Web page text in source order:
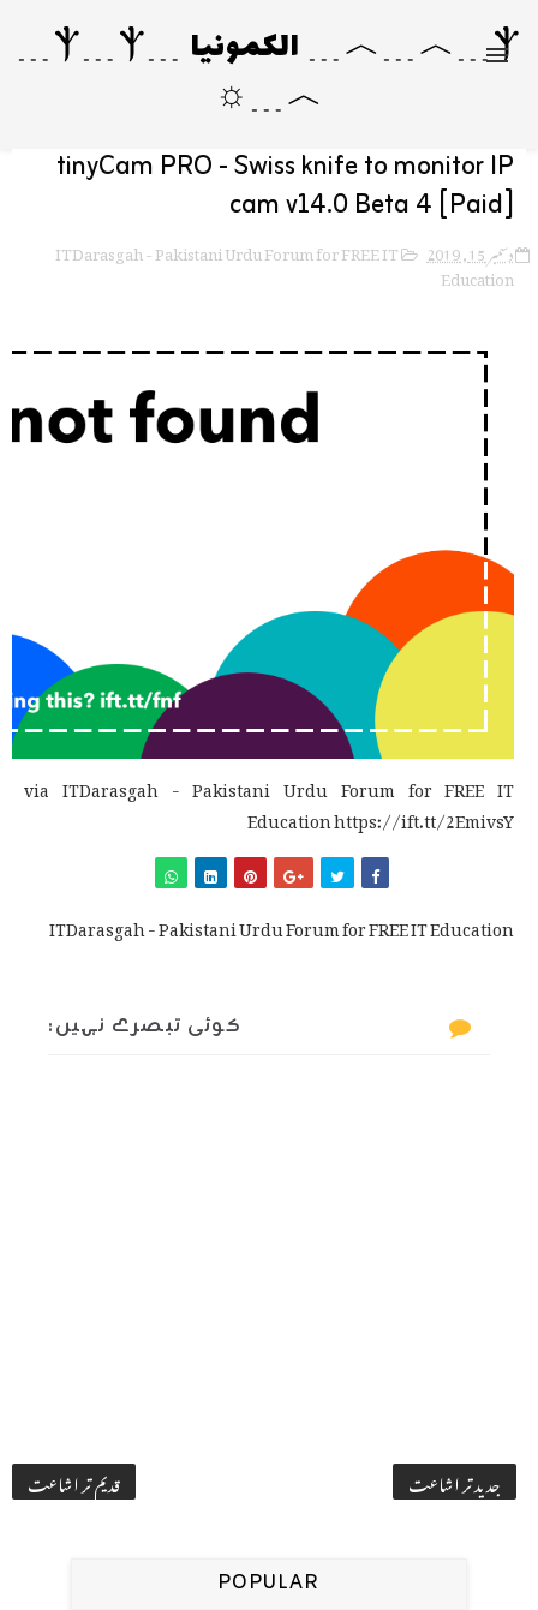
Ⲯ﹍︿﹍︿﹍ الکمونیا ﹍Ⲯ﹍Ⲯ﹍
︿﹍☼
tinyCam PRO - Swiss knife to monitor IP
cam v14.0 Beta 4 [Paid]
دسمبر 15, 2019 ITDarasgah - Pakistani Urdu Forum for FREE IT
Education
via ITDarasgah - Pakistani Urdu Forum for FREE IT
Education https://ift.tt/2EmivsY
ITDarasgah - Pakistani Urdu Forum for FREE IT Education
کوئی تبصرے نہیں:
جدید تر اشاعت قدیم تر اشاعت
POPULAR